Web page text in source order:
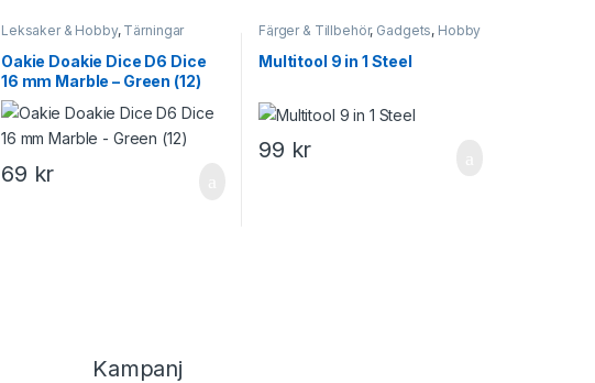
Leksaker & Hobby, Tärningar
Oakie Doakie Dice D6 Dice
16 mm Marble – Green (12)
69 kr
Färger & Tillbehör, Gadgets, Hobby
- Övrigt
Leksaker & Hobby
Multitool 9 in 1 Steel
99 kr
Kampanj